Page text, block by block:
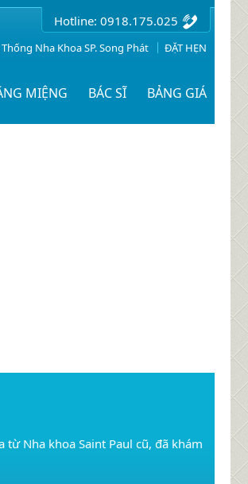
Hotline: 0918.175.025
Nha Khoa SP. Song Phát ĐẶT HẸN
MIỆNG BÁC SĨ BẢNG GIÁ
từ Nha khoa Saint Paul cũ, đã khám